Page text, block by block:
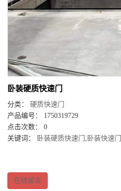
卧装硬质快速门
分类： 硬质快速门
产品编号： 1750319729
点击次数： 0
关键词：
卧装硬质快速门 卧装快速门
在线留言